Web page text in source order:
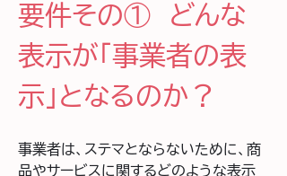
要件その①　どんな
表示が「事業者の表
示」となるのか？
事業者は、ステマとならないために、商
品やサービスに関するどのような表示